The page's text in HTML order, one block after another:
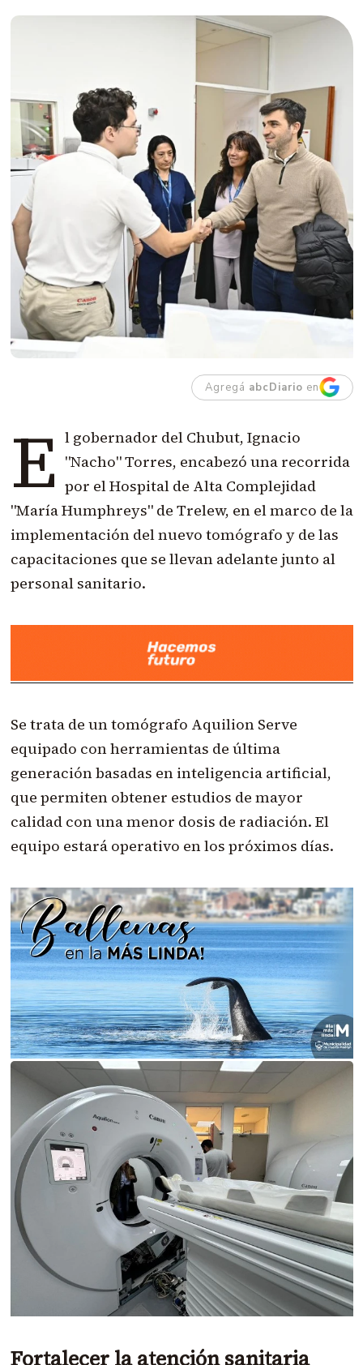
Agregá abcDiario en
E l gobernador del Chubut, Ignacio
"Nacho" Torres, encabezó una recorrida
por el Hospital de Alta Complejidad
"María Humphreys" de Trelew, en el marco de la
implementación del nuevo tomógrafo y de las
capacitaciones que se llevan adelante junto al
personal sanitario.
Se trata de un tomógrafo Aquilion Serve
equipado con herramientas de última
generación basadas en inteligencia artificial,
que permiten obtener estudios de mayor
calidad con una menor dosis de radiación. El
equipo estará operativo en los próximos días.
Fortalecer la atención sanitaria